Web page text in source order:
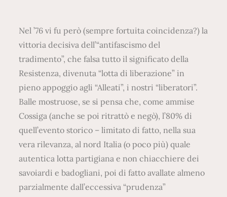
Nel ’76 vi fu però (sempre fortuita coincidenza?) la
vittoria decisiva dell’“antifascismo del
tradimento”, che falsa tutto il significato della
Resistenza, divenuta “lotta di liberazione” in
pieno appoggio agli “Alleati”, i nostri “liberatori”.
Balle mostruose, se si pensa che, come ammise
Cossiga (anche se poi ritrattò e negò), l’80% di
quell’evento storico – limitato di fatto, nella sua
vera rilevanza, al nord Italia (o poco più) quale
autentica lotta partigiana e non chiacchiere dei
savoiardi e badogliani, poi di fatto avallate almeno
parzialmente dall’eccessiva “prudenza”